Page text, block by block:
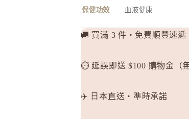
保健功效 血液健康
🚚 買滿 3 件・免費順豐速遞
⏱️ 延誤即送 $100 購物金（
✈️ 日本直送・準時承諾